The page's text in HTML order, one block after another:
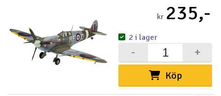
kr 235,-
Köp
+
-
2 i lager